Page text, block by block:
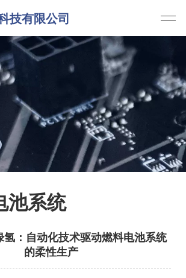
技有限公司
池系统
氢：自动化技术驱动燃料电池系统
的柔性生产